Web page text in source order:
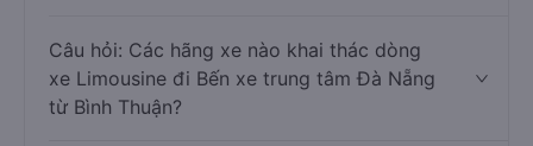
Câu hỏi: Các hãng xe nào khai thác dòng
xe Limousine đi Bến xe trung tâm Đà Nẵng
từ Bình Thuận?